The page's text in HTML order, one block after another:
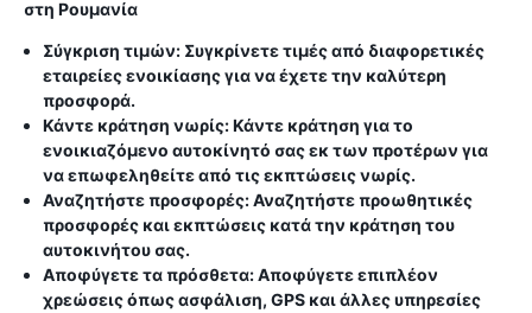
στη Ρουμανία
Σύγκριση τιμών: Συγκρίνετε τιμές από διαφορετικές
εταιρείες ενοικίασης για να έχετε την καλύτερη
προσφορά.
Κάντε κράτηση νωρίς:Κάντε κράτηση για το
ενοικιαζόμενο αυτοκίνητό σας εκ των προτέρων για
να επωφεληθείτε από τις εκπτώσεις νωρίς.
Αναζητήστε προσφορές:Αναζητήστε προωθητικές
προσφορές και εκπτώσεις κατά την κράτηση του
αυτοκινήτου σας.
Αποφύγετε τα πρόσθετα:Αποφύγετε επιπλέον
χρεώσεις όπως ασφάλιση, GPS και άλλες υπηρεσίες